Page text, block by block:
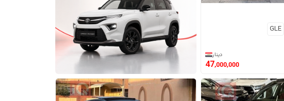
GLE
دینار
47,000,000